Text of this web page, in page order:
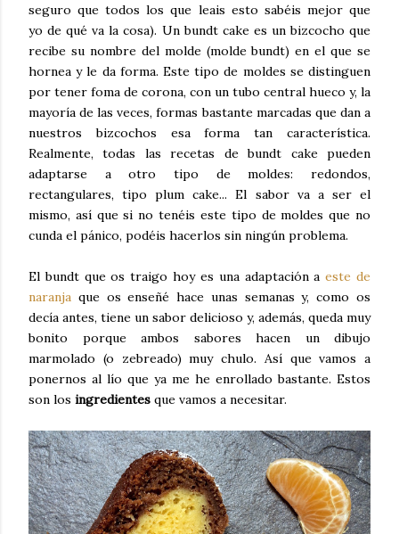
seguro que todos los que leais esto sabéis mejor que
yo de qué va la cosa). Un bundt cake es un bizcocho que
recibe su nombre del molde (molde bundt) en el que se
hornea y le da forma. Este tipo de moldes se distinguen
por tener foma de corona, con un tubo central hueco y, la
mayoría de las veces, formas bastante marcadas que dan a
nuestros bizcochos esa forma tan característica.
Realmente, todas las recetas de bundt cake pueden
adaptarse a otro tipo de moldes: redondos,
rectangulares, tipo plum cake... El sabor va a ser el
mismo, así que si no tenéis este tipo de moldes que no
cunda el pánico, podéis hacerlos sin ningún problema.
El bundt que os traigo hoy es una adaptación aeste de
naranja que os enseñé hace unas semanas y, como os
decía antes, tiene un sabor delicioso y, además, queda muy
bonito porque ambos sabores hacen un dibujo
marmolado (o zebreado) muy chulo. Así que vamos a
ponernos al lío que ya me he enrollado bastante. Estos
son los ingredientes que vamos a necesitar.